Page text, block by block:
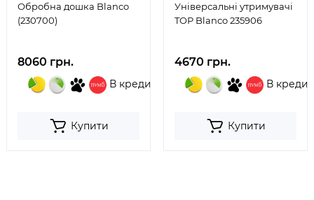
Обробна дошка Blanco
(230700)
8060 грн.
В кредит
Купити
Універсальні утримувачі
TOP Blanco 235906
4670 грн.
В кредит
Купити